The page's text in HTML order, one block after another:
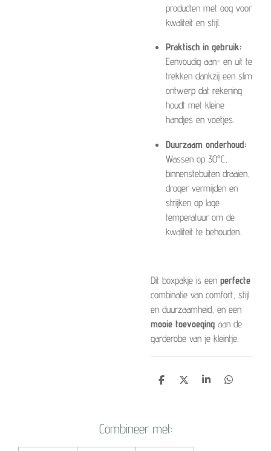
producten met oog voor
kwaliteit en stijl.
Praktisch in gebruik:
Eenvoudig aan- en uit te
trekken dankzij een slim
ontwerp dat rekening
houdt met kleine
handjes en voetjes.
Duurzaam onderhoud:
Wassen op 30°C,
binnenstebuiten draaien,
droger vermijden en
strijken op lage
temperatuur om de
kwaliteit te behouden.
Dit boxpakje is een perfecte
combinatie van comfort, stijl
en duurzaamheid, en een
mooie toevoeging aan de
garderobe van je kleintje.
D
n
D
S
D
Combineer met: